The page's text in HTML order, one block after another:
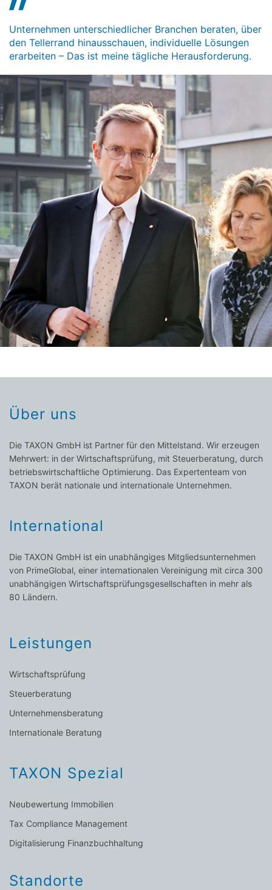
Unternehmen unterschiedlicher Branchen beraten, über
den Tellerrand hinausschauen, individuelle Lösungen
erarbeiten – Das ist meine tägliche Herausforderung.
Über uns
Die TAXON GmbH ist Partner für den Mittelstand. Wir erzeugen
Mehrwert: in der Wirtschaftsprüfung, mit Steuerberatung, durch
betriebswirtschaftliche Optimierung. Das Expertenteam von
TAXON berät nationale und internationale Unternehmen.
International
Die TAXON GmbH ist ein unabhängiges Mitgliedsunternehmen
von PrimeGlobal, einer internationalen Vereinigung mit circa 300
unabhängigen Wirtschaftsprüfungsgesellschaften in mehr als
80 Ländern.
Leistungen
Wirtschaftsprüfung
Steuerberatung
Unternehmensberatung
Internationale Beratung
TAXON Spezial
Neubewertung Immobilien
Tax Compliance Management
Digitalisierung Finanzbuchhaltung
Standorte